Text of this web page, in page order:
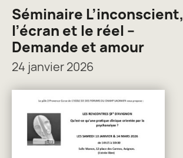
Séminaire L’inconscient,
l’écran et le réel –
Demande et amour
24 janvier 2026